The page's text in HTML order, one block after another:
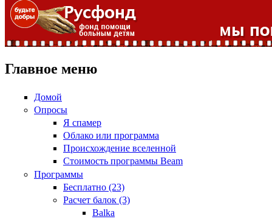
Главное меню
Домой
Опросы
Я спамер
Облако или программа
Происхождение вселенной
Стоимость программы Beam
Программы
Бесплатно (23)
Расчет балок (3)
Balka